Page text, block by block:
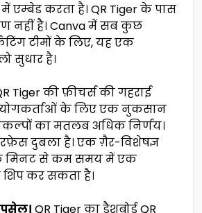
में एम्बेड करता है। QR Tiger के पास
नहीं है। Canva में सब कुछ
टीमों के लिए, यह एक
सुधार है।
Tiger की फ़ीचर्स की गहराई
के लिए एक नुकसान
का मतलब अधिक निर्णय।
दुबला है। एक ग़ैर-विशेषज्ञ
मिनट से कम समय में एक
कर सकता है।
QR Tiger का डैशबोर्ड QR